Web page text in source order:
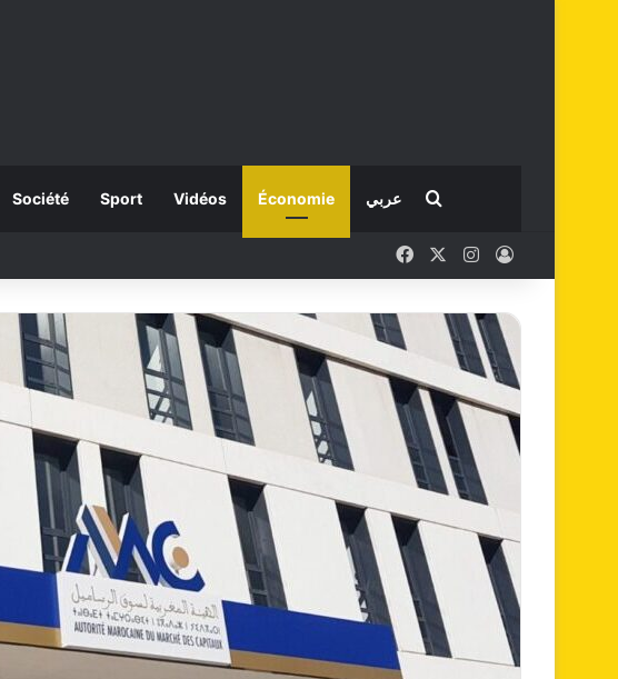
Société Sport Vidéos Économie عربي Rechercher
FacebookInstagramConnexion